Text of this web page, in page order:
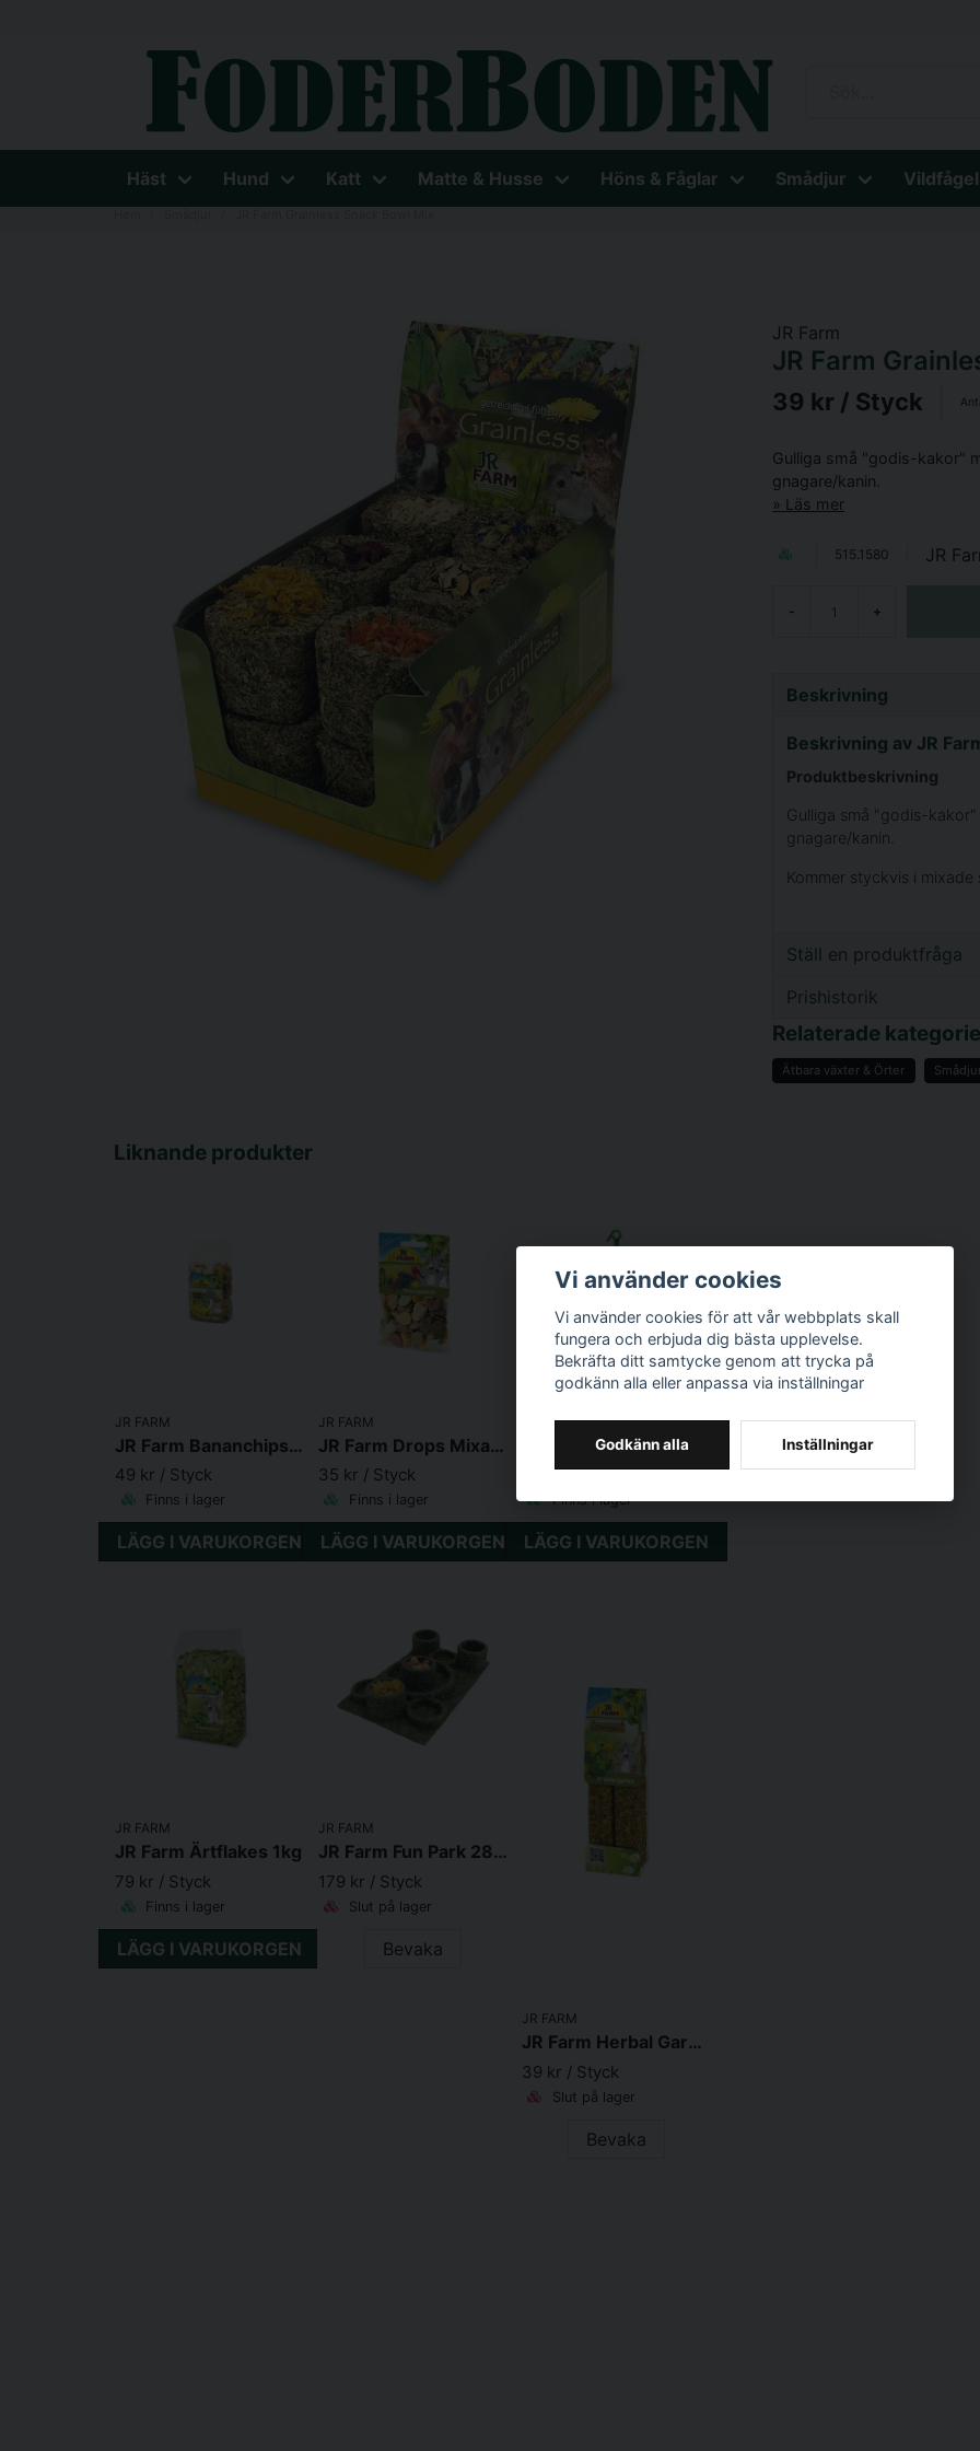
Häst Hund Katt Matte & Husse Höns & Fåglar Smådjur
JR Farm
JR Farm
39 kr / Styck
Gulliga små "godis-kakor"
gnagare/kanin.
Läs mer
515.1580 JR
- +
Beskrivning
Beskrivning av JR
Produktbeskrivning
Gulliga små "godis-
gnagare/kanin.
Kommer styckvis i mixade
Ställ en produktfråga
question
Prishistorik
Relaterade
Ätbara växter & Örter
Liknande produkter
JR FARM
JR Farm Bananchips 150g
49 kr / Styck
Finns i lager
LÄGG I VARUKORGEN
JR FARM
JR Farm Drops Mixade 75g
35 kr / Styck
Finns i lager
LÄGG I VARUKORGEN
JR FARM
59 kr / Styck
Finns i lager
LÄGG I VARUKORGEN
JR FARM
JR Farm Ärtflakes 1kg
79 kr / Styck
Finns i lager
LÄGG I VARUKORGEN
JR FARM
JR Farm Fun Park 28x18x5cm 275gr
179 kr / Styck
Slut på lager
Bevaka
JR FARM
JR Farm Herbal Garden 160g
39 kr / Styck
Slut på lager
Bevaka
Vi använder cookies
Vi använder cookies för att vår webbplats skall
fungera och erbjuda dig bästa upplevelse.
Bekräfta ditt samtycke genom att trycka på
godkänn alla eller anpassa via inställningar
Godkänn alla Inställningar